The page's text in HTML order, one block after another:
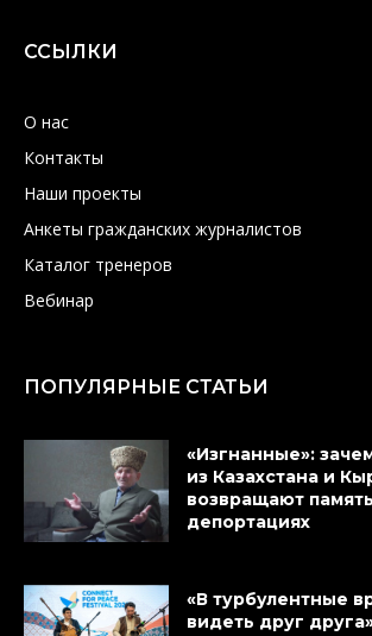
ССЫЛКИ
О нас
Контакты
Наши проекты
Анкеты гражданских журналистов
Каталог тренеров
Вебинар
ПОПУЛЯРНЫЕ СТАТЬИ
«Изгнанные»:
из Казахстана и
возвращают
депортациях
«В турбулентные
видеть друг